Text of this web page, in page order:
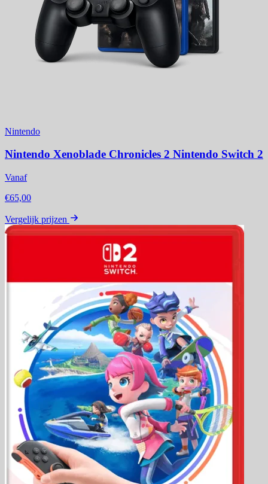
Nintendo
Nintendo Xenoblade Chronicles 2 Nintendo Switch 2
Vanaf
€65,00
Vergelijk prijzen